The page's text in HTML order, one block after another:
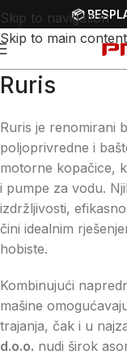
Skip to navigation
Skip to main content
📦
Ruris
Ruris je renomirani
poljoprivredne i
motorne kopačice,
i pumpe za vodu.
izdržljivosti,
čini idealnim
hobiste.
Kombinujući
mašine
trajanja, čak i u
d.o.o. nudi širok